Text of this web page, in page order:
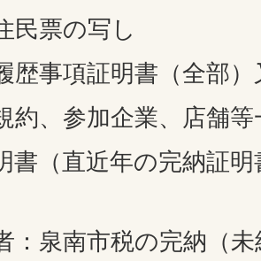
票の写し
事項証明書（全部）
、参加企業、店舗等
書（直近年の完納証
泉南市税の完納（